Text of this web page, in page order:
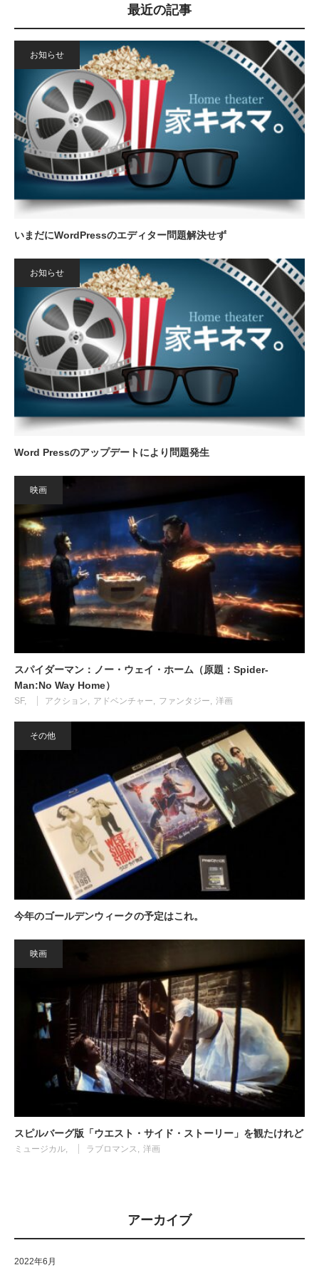
最近の記事
お知らせ
いまだにWordPressのエディター問題解決せず
お知らせ
Word Pressのアップデートにより問題発生
映画
スパイダーマン：ノー・ウェイ・ホーム（原題：Spider-
Man:No Way Home）
SF アクション アドベンチャー ファンタジー 洋画
その他
今年のゴールデンウィークの予定はこれ。
映画
スピルバーグ版「ウエスト・サイド・ストーリー」を観たけれど
ミュージカル ラブロマンス 洋画
アーカイブ
2022年6月